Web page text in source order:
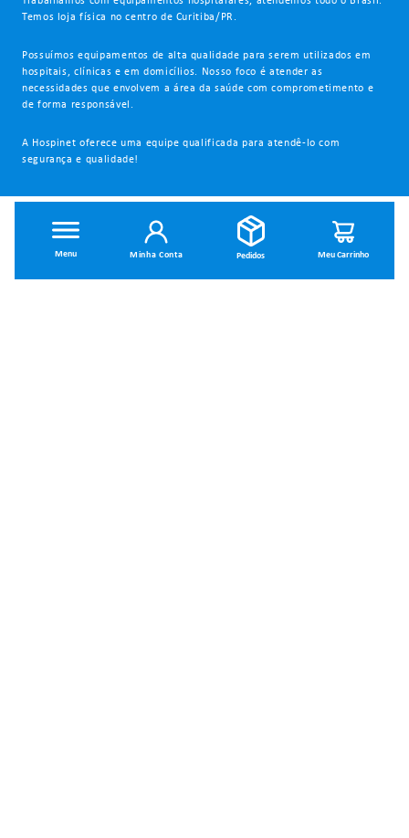
Minha Conta
Temos loja física no centro de Curitiba/PR.
Possuímos equipamentos de alta qualidade para serem utilizados em
hospitais, clínicas e em domicílios. Nosso foco é atender as
necessidades que envolvem a área da saúde com comprometimento e
de forma responsável.
A Hospinet oferece uma equipe qualificada para atendê-lo com
segurança e qualidade!
INSTITUCIONAL